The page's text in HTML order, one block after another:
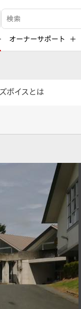
検索キーワード入力
オーナーサポート
ボイスとは